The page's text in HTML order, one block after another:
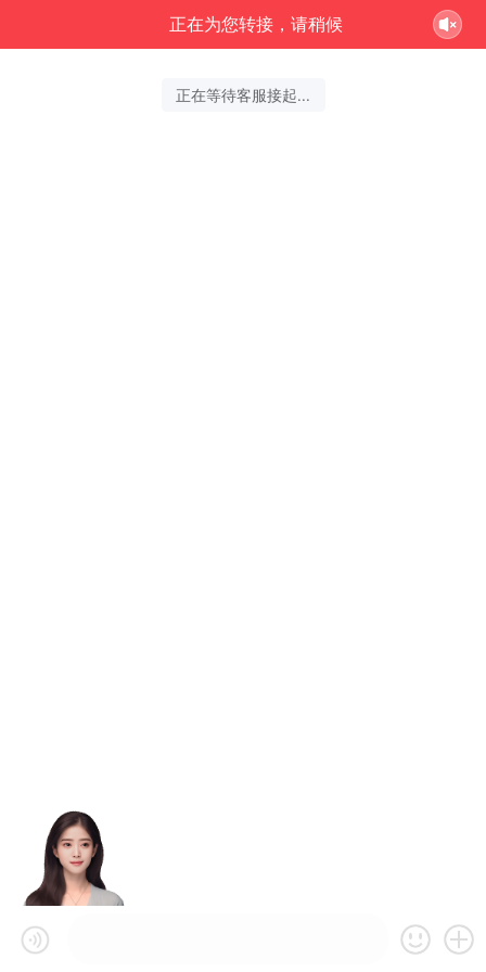
正在为您转接，请稍候
正在等待客服接起...